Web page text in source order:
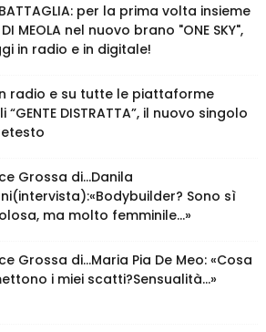
per la prima volta insieme
MEOLA nel nuovo brano "ONE SKY",
in radio e in digitale!
radio e su tutte le piattaforme
“GENTE DISTRATTA”, il nuovo singolo
Grossa di…Danila
Sono sì
ma molto femminile…»
Grossa di…Maria Pia De Meo: «Cosa
i miei scatti?Sensualità…»